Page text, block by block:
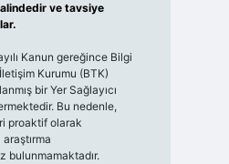
ve tavsiye
Kanun gereğince Bilgi
Kurumu (BTK)
bir Yer Sağlayıcı
Bu nedenle,
proaktif olarak
bulunmamaktadır.